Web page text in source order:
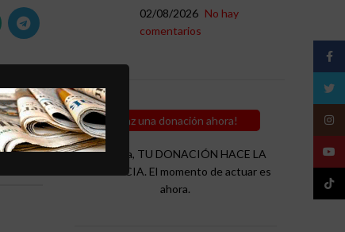
02/08/2026 No hay
comentarios
¡Haz una donación ahora!
Recuerda, TU DONACIÓN HACE LA
DIFERENCIA. El momento de actuar es
ahora.